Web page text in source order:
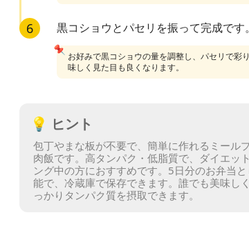
6 黒コショウとパセリを振って完成です。
お好みで黒コショウの量を調整し、パセリで彩
味しく見た目も良くなります。
📌
💡 ヒント
包丁やまな板が不要で、簡単に作れるミール
肉飯です。 高タンパク・低脂質で、ダイエッ
ング中の方におすすめです。 5日分のお弁当
能で、冷蔵庫で保存できます。 誰でも美味し
っかりタンパク質を摂取できます。